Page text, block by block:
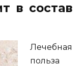
в состав
Лечебная
польза